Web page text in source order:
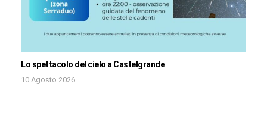
Lo spettacolo del cielo a Castelgrande
10 Agosto 2026